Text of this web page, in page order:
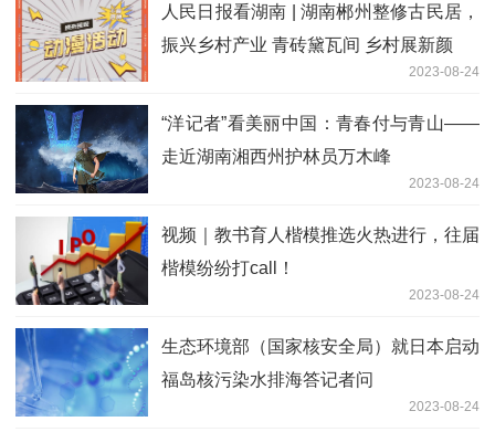
人民日报看湖南 | 湖南郴州整修古民居，
振兴乡村产业 青砖黛瓦间 乡村展新颜
2023-08-24
“洋记者”看美丽中国：青春付与青山——
走近湖南湘西州护林员万木峰
2023-08-24
视频｜教书育人楷模推选火热进行，往届
楷模纷纷打call！
2023-08-24
生态环境部（国家核安全局）就日本启动
福岛核污染水排海答记者问
2023-08-24